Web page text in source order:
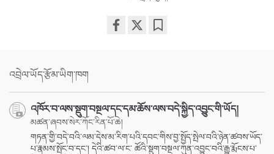
འབྲེལ་ཡོད་རྩོམ་ཡིག་ཁག
འཁོར་བ་ལས་སྡུག་བསྔལ་དང་དམ་ཆོས་ལས་བདེ་སྐྱིད་འབྱུང་གི་ཡོད།
མཚན་ཞབས་སེར་ཀོང་རིན་པོ་ཆེ།
གཏན་གྱི་བདེ་བའི་ལམ་དེས་མ་རིག་པའི་དབང་གིས་བྱ་སྤྱོད་སྤེལ་བའི་ཉེན་ཚབས་ཡོད་
པ་རྣམས་སྤོང་བ་དང་། དེའི་ཚབ་ལ་ང་ ཚོའི་སྡུག་བསྔལ་ཀུན་འབྱུང་བའི་རྒྱུ་རྨོངས་པ་